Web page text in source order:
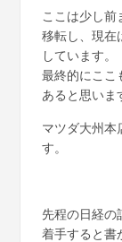
ここは少し前
移転し、現在
しています。
最終的にここ
あると思いま
マツダ大州本
す。
先程の日経の
着手すると書